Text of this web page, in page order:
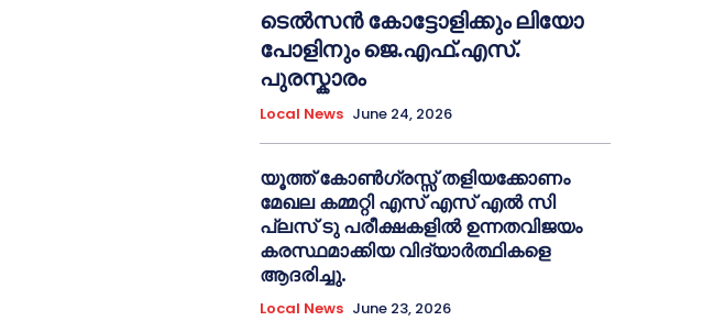
ടെൽസൻ കോട്ടോളിക്കും ലിയോ
പോളിനും ജെ.എഫ്.എസ്.
പുരസ്കാരം
Local News June 24, 2026
യൂത്ത് കോൺഗ്രസ്സ് തളിയക്കോണം
മേഖല കമ്മറ്റി എസ് എസ് എൽ സി
പ്ലസ് ടു പരീക്ഷകളിൽ ഉന്നതവിജയം
കരസ്ഥമാക്കിയ വിദ്യാർത്ഥികളെ
ആദരിച്ചു.
Local News June 23, 2026